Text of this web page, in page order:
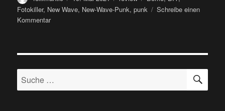
am
Fotokiller, New Wave, New-Wave-Punk,punk
Schreibe einen
Kommentarzu
MC
Suche
nach: